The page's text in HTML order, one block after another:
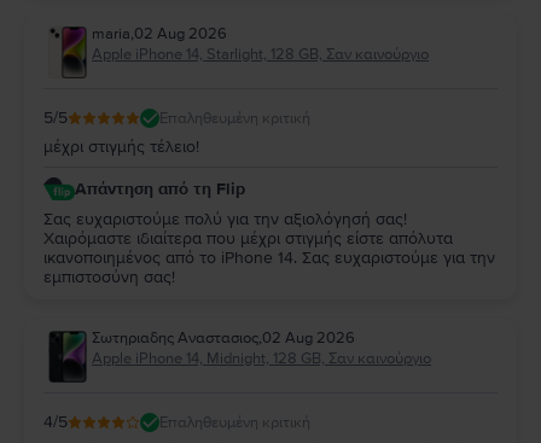
προσφέρουμε την καλύτερη δυνατή εμπειρία στους πελάτες
μας. Σας ευχαριστούμε που επιλέξατε τη Flip και σας
ευχόμαστε να χαρείτε τη συσκευή σας για πολύ καιρό!
maria,02 Aug 2026
Apple iPhone 14, Starlight, 128 GB, Σαν καινούργιο
5/5 Επαληθευμένη κριτική
μέχρι στιγμής τέλειο!
Απάντηση από τη Flip
Σας ευχαριστούμε πολύ για την αξιολόγησή σας!
Χαιρόμαστε ιδιαίτερα που μέχρι στιγμής είστε απόλυτα
ικανοποιημένος από το iPhone 14. Σας ευχαριστούμε για την
εμπιστοσύνη σας!
Σωτηριαδης Αναστασιος,02 Aug 2026
Apple iPhone 14, Midnight, 128 GB, Σαν καινούργιο
4/5 Επαληθευμένη κριτική